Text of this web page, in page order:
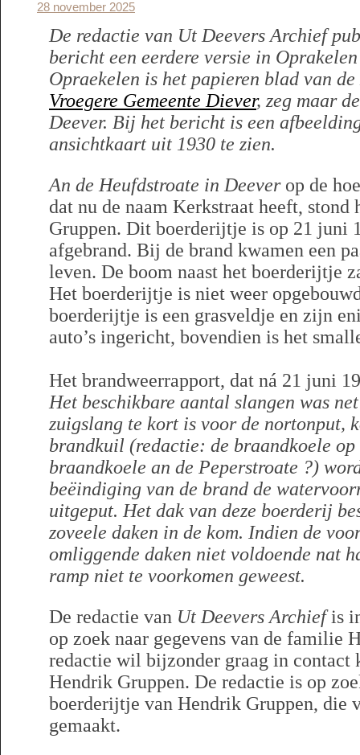
28 november 2025
De redactie van Ut Deevers Archief
bericht een eerdere versie in
Opraekelen is het papieren blad van de
Vroegere Gemeente Diever, zeg maar
Deever. Bij het bericht is een
ansichtkaart uit 1930 te zien.
An de Heufdstroate in Deeverop de
dat nu de naam Kerkstraat heeft,
Gruppen. Dit boerderijtje is op 21 juni
afgebrand. Bij de brand kwamen een
leven. De boom naast het boerderijtje
Het boerderijtje is niet weer
boerderijtje is een grasveldje en zijn
auto’s ingericht, bovendien is het
Het brandweerrapport, dat ná 21 juni
Het beschikbare aantal slangen was
zuigslang te kort is voor de nortonput,
brandkuil (redactie: de braandkoele
braandkoele an de Peperstroate ?)
beëindiging van de brand de
uitgeput. Het dak van deze boerderij
zoveele daken in de kom. Indien de
omliggende daken niet voldoende nat
ramp niet te voorkomen geweest.
De redactie van Ut Deevers Archiefis
op zoek naar gegevens van de familie
redactie wil bijzonder graag in contact
Hendrik Gruppen. De redactie is op
boerderijtje van Hendrik Gruppen, die
gemaakt.